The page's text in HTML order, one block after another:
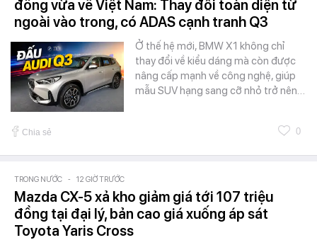
đồng vừa về Việt Nam: Thay đổi toàn diện từ
ngoài vào trong, có ADAS cạnh tranh Q3
Ở thế hệ mới, BMW X1 không chỉ
thay đổi về kiểu dáng mà còn được
nâng cấp mạnh về công nghệ, giúp
mẫu SUV hạng sang cỡ nhỏ trở nên…
Chia sẻ 0
TRONG NƯỚC - 12 GIỜ TRƯỚC
Mazda CX-5 xả kho giảm giá tới 107 triệu
đồng tại đại lý, bản cao giá xuống áp sát
Toyota Yaris Cross